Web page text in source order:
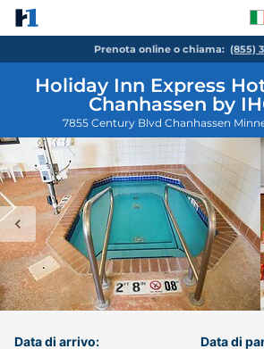
Prenota online o chiama: (855)
Holiday Inn Express
Chanhassen by
7855 Century Blvd Chanhassen
Data di arrivo: Data di